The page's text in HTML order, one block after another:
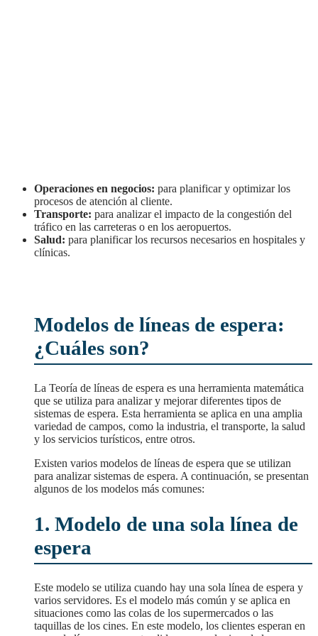
Operaciones en negocios: para planificar y optimizar los
procesos de atención al cliente.
Transporte: para analizar el impacto de la congestión del
tráfico en las carreteras o en los aeropuertos.
Salud: para planificar los recursos necesarios en hospitales y
clínicas.
Modelos de líneas de espera:
¿Cuáles son?
La Teoría de líneas de espera es una herramienta matemática
que se utiliza para analizar y mejorar diferentes tipos de
sistemas de espera. Esta herramienta se aplica en una amplia
variedad de campos, como la industria, el transporte, la salud
y los servicios turísticos, entre otros.
Existen varios modelos de líneas de espera que se utilizan
para analizar sistemas de espera. A continuación, se presentan
algunos de los modelos más comunes:
1. Modelo de una sola línea de
espera
Este modelo se utiliza cuando hay una sola línea de espera y
varios servidores. Es el modelo más común y se aplica en
situaciones como las colas de los supermercados o las
taquillas de los cines. En este modelo, los clientes esperan en